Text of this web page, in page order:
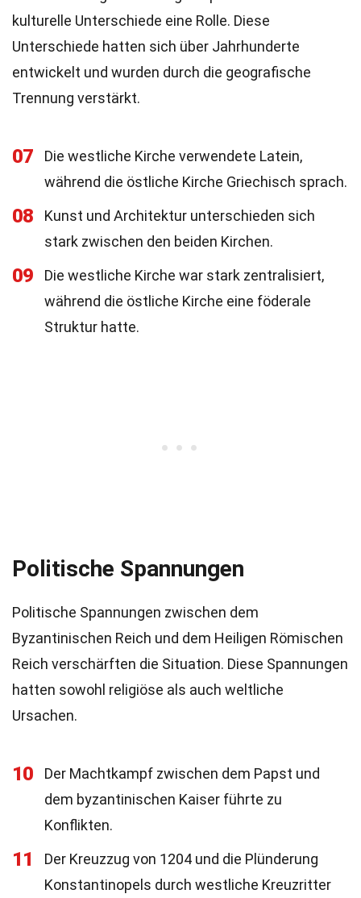
kulturelle Unterschiede eine Rolle. Diese
Unterschiede hatten sich über Jahrhunderte
entwickelt und wurden durch die geografische
Trennung verstärkt.
07
Die westliche Kirche verwendete Latein,
während die östliche Kirche Griechisch sprach.
08
Kunst und Architektur unterschieden sich
stark zwischen den beiden Kirchen.
09
Die westliche Kirche war stark zentralisiert,
während die östliche Kirche eine föderale
Struktur hatte.
Politische Spannungen
Politische Spannungen zwischen dem
Byzantinischen Reich und dem Heiligen Römischen
Reich verschärften die Situation. Diese Spannungen
hatten sowohl religiöse als auch weltliche
Ursachen.
10
Der Machtkampf zwischen dem Papst und
dem byzantinischen Kaiser führte zu
Konflikten.
11
Der Kreuzzug von 1204 und die Plünderung
Konstantinopels durch westliche Kreuzritter